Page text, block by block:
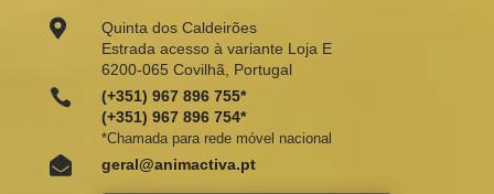

Quinta dos Caldeirões
Estrada acesso à variante Loja E
6200-065 Covilhã, Portugal

(+351) 967 896 755*
(+351) 967 896 754*
*Chamada para rede móvel nacional
 geral@animactiva.pt